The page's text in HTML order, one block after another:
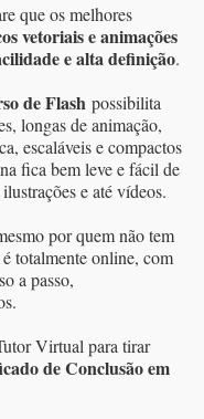
que os melhores
vetoriais e animações
e alta definição.
de Flash possibilita
longas de animação,
escaláveis e compactos
fica bem leve e fácil de
e até vídeos.
por quem não tem
totalmente online, com
a passo,
Virtual para tirar
de Conclusão em